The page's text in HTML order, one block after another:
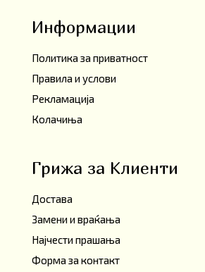
Информации
Политика за приватност
Правила и услови
Рекламација
Колачиња
Грижа за Клиенти
Достава
Замени и враќања
Најчести прашања
Форма за контакт